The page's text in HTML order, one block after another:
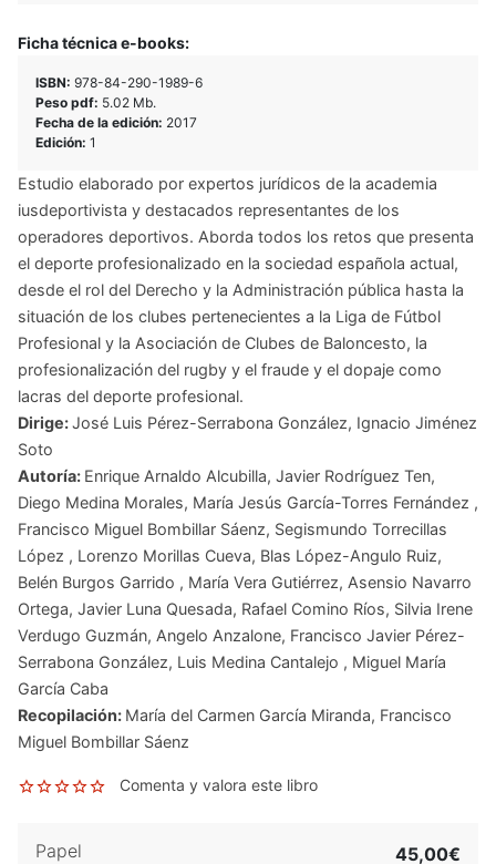
Ficha técnica e-books:
ISBN: 978-84-290-1989-6
Peso pdf: 5.02 Mb.
Fecha de la edición: 2017
Edición: 1
Estudio elaborado por expertos jurídicos de la academia
iusdeportivista y destacados representantes de los
operadores deportivos. Aborda todos los retos que presenta
el deporte profesionalizado en la sociedad española actual,
desde el rol del Derecho y la Administración pública hasta la
situación de los clubes pertenecientes a la Liga de Fútbol
Profesional y la Asociación de Clubes de Baloncesto, la
profesionalización del rugby y el fraude y el dopaje como
lacras del deporte profesional.
Dirige:José Luis Pérez-Serrabona González, Ignacio Jiménez
Soto
Autoría: Enrique Arnaldo Alcubilla, Javier Rodríguez Ten,
Diego Medina Morales, María Jesús García-Torres Fernández ,
Francisco Miguel Bombillar Sáenz, Segismundo Torrecillas
López , Lorenzo Morillas Cueva, Blas López-Angulo Ruiz,
Belén Burgos Garrido , María Vera Gutiérrez, Asensio Navarro
Ortega, Javier Luna Quesada, Rafael Comino Ríos, Silvia Irene
Verdugo Guzmán, Angelo Anzalone, Francisco Javier Pérez-
Serrabona González, Luis Medina Cantalejo , Miguel María
García Caba
Recopilación: María del Carmen García Miranda, Francisco
Miguel Bombillar Sáenz
Comenta y valora este libro
Papel 45,00€